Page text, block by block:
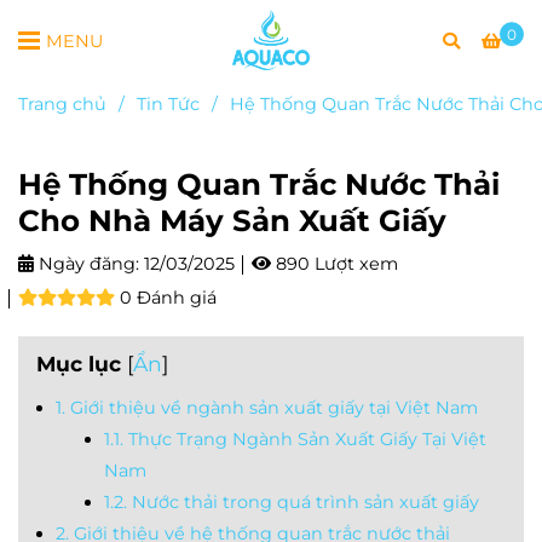
0
MENU
Trang chủ / Tin Tức / Hệ Thống Quan Trắc Nước Thải
Hệ Thống Quan Trắc Nước Thải
Cho Nhà Máy Sản Xuất Giấy
Ngày đăng: 12/03/2025
890 Lượt xem
0 Đánh giá
Mục lục [Ẩn]
1. Giới thiệu về ngành sản xuất giấy tại Việt Nam
1.1. Thực Trạng Ngành Sản Xuất Giấy Tại Việt
Nam
1.2. Nước thải trong quá trình sản xuất giấy
2. Giới thiệu về hệ thống quan trắc nước thải